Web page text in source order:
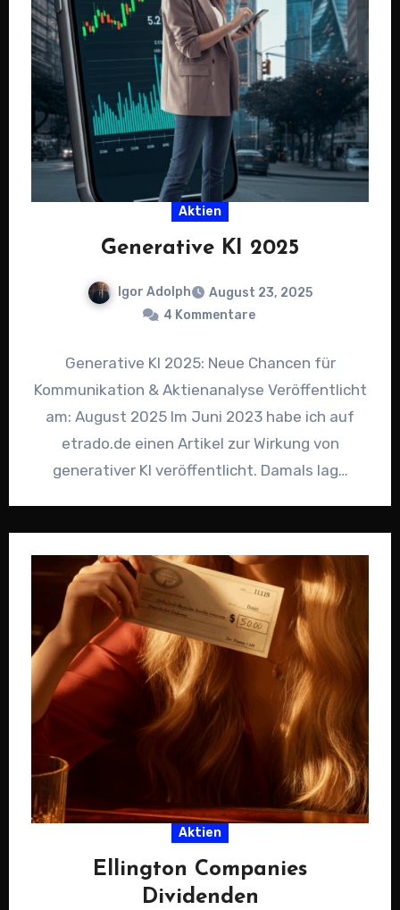
Aktien
Generative KI 2025
Igor Adolph
August 23, 2025
4 Kommentare
Generative KI 2025: Neue Chancen für
Kommunikation & Aktienanalyse Veröffentlicht
am: August 2025 Im Juni 2023 habe ich auf
etrado.de einen Artikel zur Wirkung von
generativer KI veröffentlicht. Damals lag…
Aktien
Ellington Companies
Dividenden